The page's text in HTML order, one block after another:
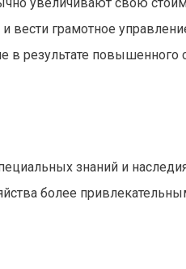
вести грамотное
результате повышенного
знаний и
более